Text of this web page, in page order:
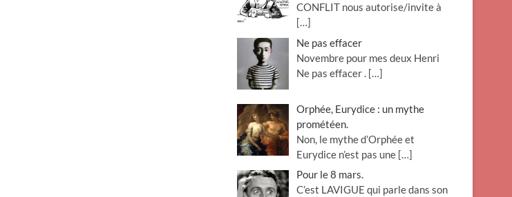
n
CONFLIT nous autorise/invite à
[…]
Ne pas effacer
Novembre pour mes deux Henri
Ne pas effacer . […]
Orphée, Eurydice : un mythe
prométéen.
Non, le mythe d’Orphée et
Eurydice n’est pas une […]
Pour le 8 mars.
C’est LAVIGUE qui parle dans son